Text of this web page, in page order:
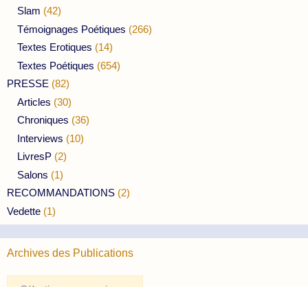
Slam (42)
Témoignages Poétiques (266)
Textes Erotiques (14)
Textes Poétiques (654)
PRESSE (82)
Articles (30)
Chroniques (36)
Interviews (10)
LivresP (2)
Salons (1)
RECOMMANDATIONS (2)
Vedette (1)
Archives des Publications